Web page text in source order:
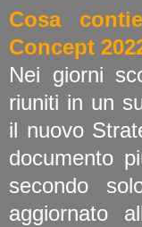
Cosa
Concept
Nei giorni
riuniti in un
il nuovo
documento
secondo
aggiornato